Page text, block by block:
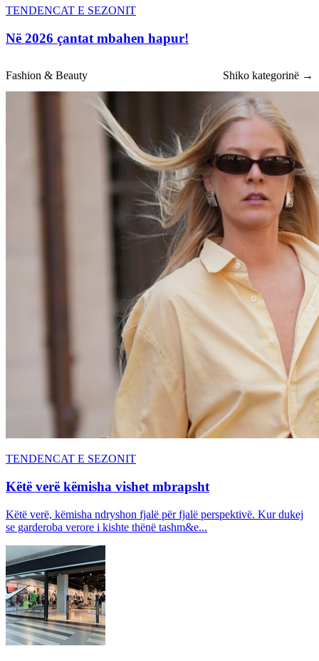
TENDENCAT E SEZONIT
Në 2026 çantat mbahen hapur!
Fashion & Beauty Shiko kategorinë →
TENDENCAT E SEZONIT
Këtë verë këmisha vishet mbrapsht
Këtë verë, këmisha ndryshon fjalë për fjalë perspektivë. Kur dukej
se garderoba verore i kishte thënë tashm&e...